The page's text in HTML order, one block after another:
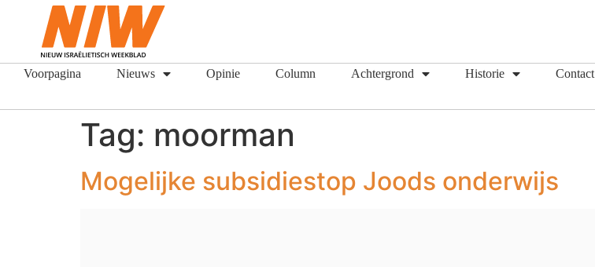
Voorpagina Nieuws Opinie Column Achtergrond Historie Contact
Tag: moorman
Mogelijke subsidiestop Joods onderwijs